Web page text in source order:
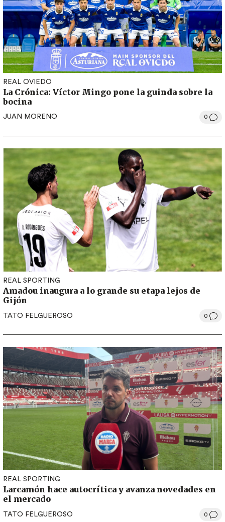
REAL OVIEDO
La Crónica: Víctor Mingo pone la guinda sobre la
bocina
JUAN MORENO 0
REAL SPORTING
Amadou inaugura a lo grande su etapa lejos de
Gijón
TATO FELGUEROSO 0
REAL SPORTING
Larcamón hace autocrítica y avanza novedades en
el mercado
TATO FELGUEROSO 0